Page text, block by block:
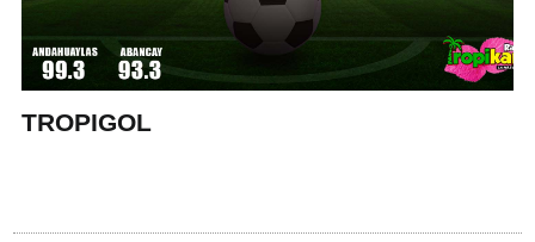
TROPIGOL